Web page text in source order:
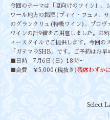
今回のテーマは「夏向けのワイン」
ワール地方の銘酒(プィイ・フュメ、
のグランクリュ(特級ワイン)、プロヴ
ワインの計9種をご用意しました。お
ィースタイルでご提供します。今回の
「ガテマラSHB」です。ご予約はお早
■日時 7月6日(日）18時～
■会費 ￥5,000(税抜き)残席わずか
Select